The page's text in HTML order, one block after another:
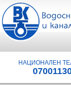
НАЦИОНАЛЕН